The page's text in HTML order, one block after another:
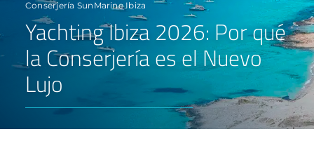
Conserjería SunMarine Ibiza
Yachting Ibiza 2026: Por qué
la Conserjería es el Nuevo
Lujo